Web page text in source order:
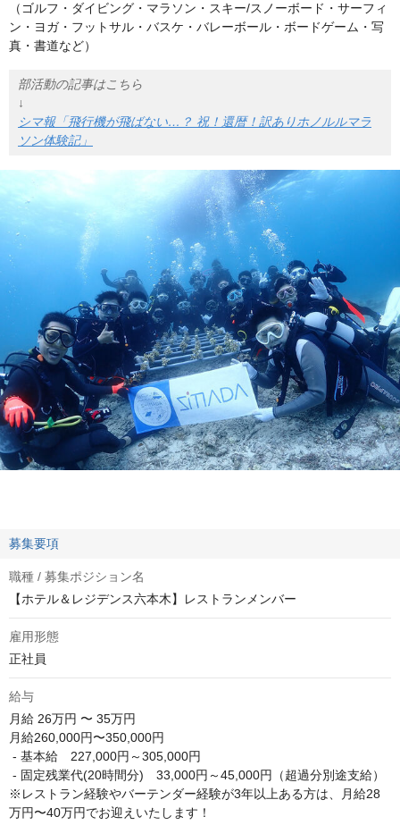
（ゴルフ・ダイビング・マラソン・スキー/スノーボード・サーフィ
ン・ヨガ・フットサル・バスケ・バレーボール・ボードゲーム・写
真・書道など）
部活動の記事はこちら
シマ報「飛行機が飛ばない…？ 祝！還暦！訳ありホノルルマラ
ソン体験記」
募集要項
職種 / 募集ポジション名
【ホテル＆レジデンス六本木】レストランメンバー
雇用形態
正社員
給与
月給 26万円 〜 35万円
月給260,000円〜350,000円
※レストラン経験やバーテンダー経験が3年以上ある方は、月給28
万円〜40万円でお迎えいたします！